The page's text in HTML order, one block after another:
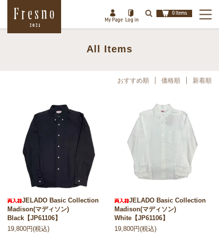
My Page Log in
閉じる
0 Items
All Items
おすすめ順 価格順 新着順
JELADO Basic Collection
Madison(マディソン)
Black【JP61106】
19,800円(税込)
JELADO Basic Collection
Madison(マディソン)
White【JP61106】
19,800円(税込)